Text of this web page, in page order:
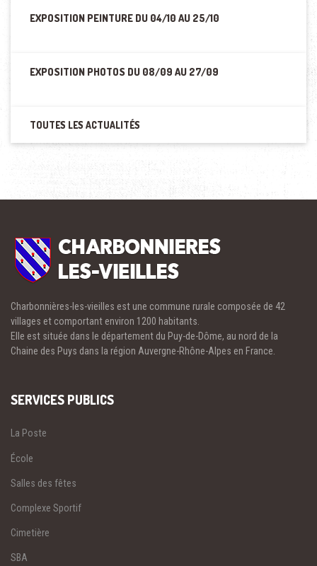
EXPOSITION PEINTURE DU 04/10 AU 25/10
EXPOSITION PHOTOS DU 08/09 AU 27/09
TOUTES LES ACTUALITÉS
Charbonnières-les-vieilles est une commune rurale composée de 42
villages et comportant environ 1200 habitants.
Elle est située dans le département du Puy-de-Dôme, au nord de la
Chaine des Puys dans la région Auvergne-Rhône-Alpes en France.
SERVICES PUBLICS
La Poste
École
Salles des fêtes
Complexe Sportif
Cimetière
SBA